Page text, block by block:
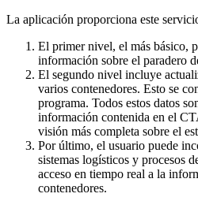
La aplicación proporciona este
El primer nivel, el más básico,
información sobre el paradero
El segundo nivel incluye
varios contenedores. Esto se
programa. Todos estos datos
información contenida en el
visión más completa sobre el
Por último, el usuario puede
sistemas logísticos y procesos
acceso en tiempo real a la
contenedores.